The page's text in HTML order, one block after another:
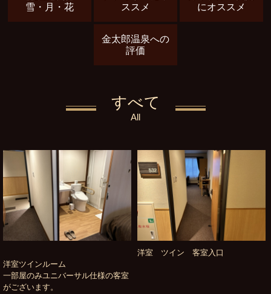
雪・月・花
ススメ
にオススメ
金太郎温泉への
評価
すべて
All
洋室ツインルーム
一部屋のみユニバーサル仕様の客室
がございます。
洋室 ツイン 客室入口